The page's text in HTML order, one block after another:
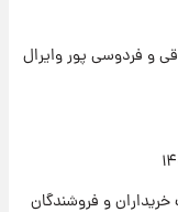
ارزش سهام عدالت برای امروز چهارشنبه ۱۴ مرداد
و فردوسی پور وایرال
و فروشندگان